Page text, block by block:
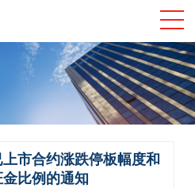
市合约涨跌停板幅度和
比例的通知